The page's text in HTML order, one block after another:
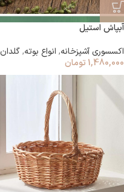
آبپاش استیل
اکسسوری آشپزخانه, انواع بوته,گلدان
1,480,000 تومان